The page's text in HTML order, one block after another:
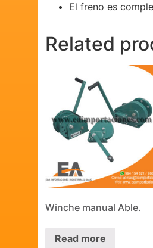
El freno es
Related
Winche manual Able.
Read more